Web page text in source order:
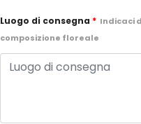
Luogo di consegna * Indicaci
composizione floreale